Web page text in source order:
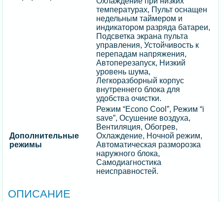
температурах, Пульт оснащен
недельным таймером и
индикатором разряда батареи,
Подсветка экрана пульта
управления, Устойчивость к
перепадам напряжения,
Автоперезапуск, Низкий
уровень шума,
Легкоразборный корпус
внутреннего блока для
удобства очистки.
Дополнительные
режимы
Режим “Econo Cool”, Режим “i
save”, Осушение воздуха,
Вентиляция, Обогрев,
Охлаждение, Ночной режим,
Автоматическая разморозка
наружного блока,
Самодиагностика
неисправностей.
ОПИСАНИЕ